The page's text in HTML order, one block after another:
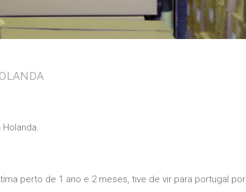
perto de 1 ano e 2 meses, tive de vir para portugal por